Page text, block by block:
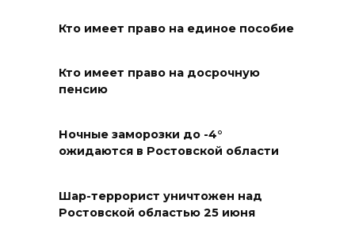
профессиональным
09 августа 2026 12:01
финансовой грамотности
09 августа 2026 11:43
Кто имеет право на единое пособие
Кто имеет право на досрочную
пенсию
Ночные заморозки до -4°
ожидаются в Ростовской области
Шар-террорист уничтожен над
Ростовской областью 25 июня